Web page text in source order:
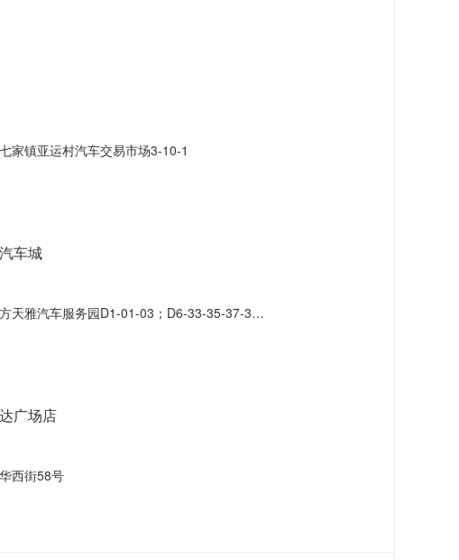
家镇亚运村汽车交易市场3-10-1
车城
D1-01-03；D6-33-35-37-39-41-43-45-47-49-51；D7-42-46-48-50-52-56-58-60-62-66
广场店
西街58号